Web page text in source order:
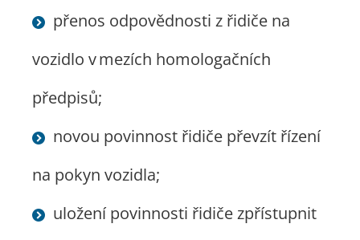
přenos odpovědnosti z řidiče na
vozidlo v mezích homologačních
předpisů;
novou povinnost řidiče převzít řízení
na pokyn vozidla;
uložení povinnosti řidiče zpřístupnit